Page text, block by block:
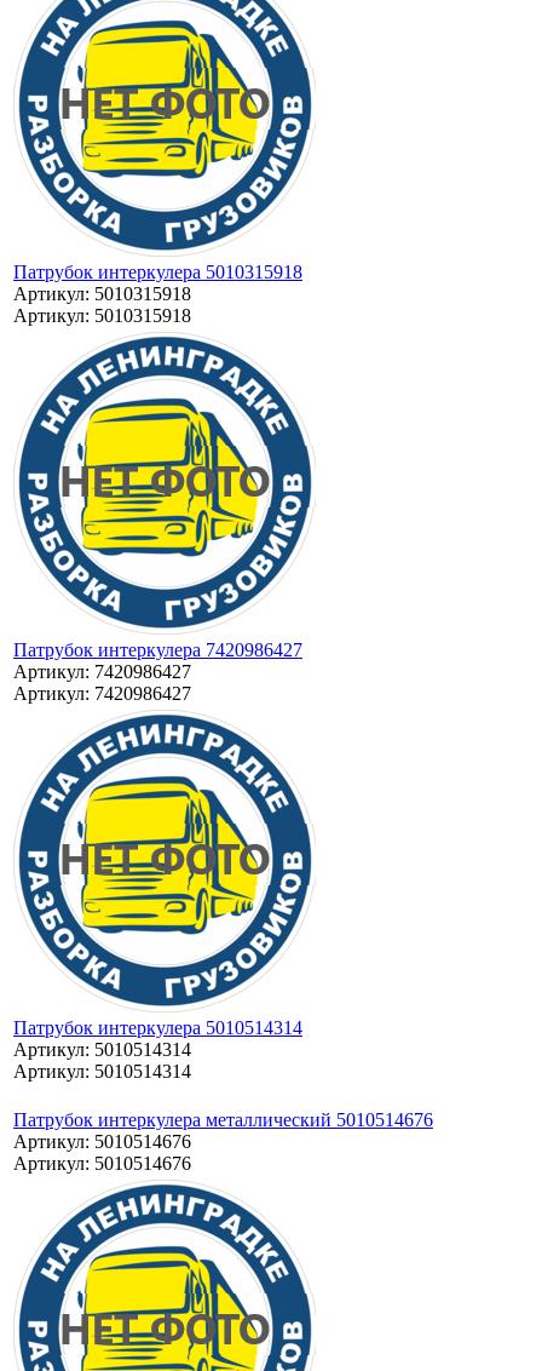
Патрубок интеркулера 5010315918
Артикул: 5010315918
Артикул: 5010315918
Патрубок интеркулера 7420986427
Артикул: 7420986427
Артикул: 7420986427
Патрубок интеркулера 5010514314
Артикул: 5010514314
Артикул: 5010514314
Патрубок интеркулера металлический 5010514676
Артикул: 5010514676
Артикул: 5010514676